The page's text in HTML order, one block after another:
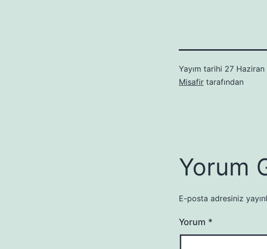
Yayım tarihi 27 Haziran
Misafir tarafından
Yorum
E-posta adresiniz
Yorum *